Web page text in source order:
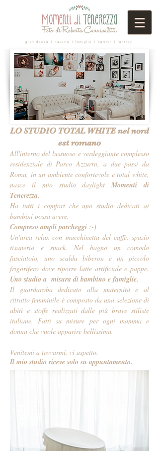
gravidanza I nascita I famiglie I bambiniI fantasy
LO STUDIO TOTAL WHITE nel nord
est romano
All'interno del lussuoso e verdeggiante complesso
residenziale di Parco Azzurro, a due passi da
Roma, in un ambiente confortevole e total white,
nasce il mio studio daylightMomenti di
Tenerezza.
Ha tutti i comfort che uno studio dedicati ai
bambini possa avere.
Compreso ampli parcheggi :-)
Un'area relax con macchinetta del caffè, spazio
tisaneria e snack. Nel bagno un comodo
fasciatoio, uno scalda biberon e un piccolo
frigorifero dove riporre latte artificiale e pappe.
Uno studio a misura di bambino e famiglie.
Il guardaroba dedicato alla maternità e al
ritratto femminile è composto da una selezione di
abiti e stoffe realizzati dalle più brave stiliste
italiane. Fatti su misure per ogni mamma e
donna che vuole apparire bellissima.
Venitemi a trovarmi, vi aspetto.
Il mio studio riceve solo su appuntamento.